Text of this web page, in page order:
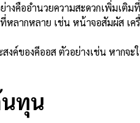
งคืออำนวยความสะดวกเพิ่มเติ
ลากหลาย เช่น หน้าจอสัมผัส เค
ค์ของคีออส ตัวอย่างเช่น หากจ
ทุน